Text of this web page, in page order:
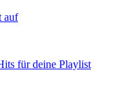
auf
für deine Playlist